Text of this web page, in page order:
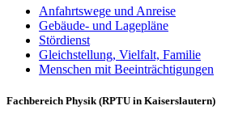
Anfahrtswege und Anreise
Gebäude- und Lagepläne
Stördienst
Gleichstellung, Vielfalt, Familie
Menschen mit Beeinträchtigungen
Fachbereich Physik (RPTU in Kaiserslautern)